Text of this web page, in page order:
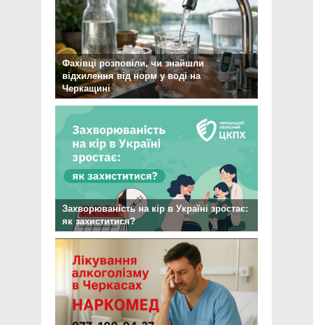
Фахівці розповіли, чи знайшли
відхилення від норм у воді на
Черкащині
Захворюваність на кір в Україні зростає:
як захиститися?